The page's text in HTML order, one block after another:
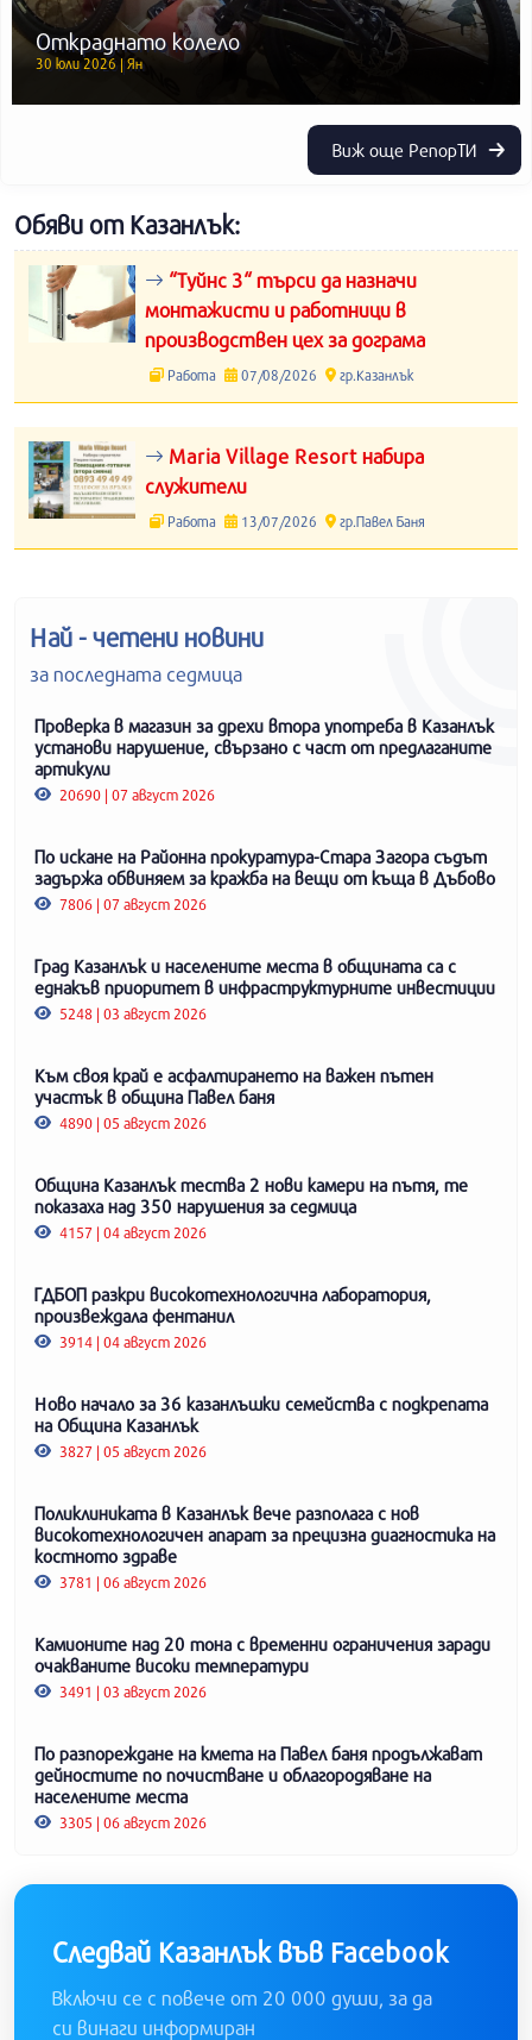
Откраднато колело
30 юли 2026 | Ян
Виж още РепорТИ
Обяви от Казанлък:
“Туйнс 3“ търси да назначи
монтажисти и работници в
производствен цех за дограма
Работа 07/08/2026 гр.Казанлък
Maria Village Resort набира
служители
Работа 13/07/2026 гр.Павел Баня
Най - четени новини
за последната седмица
Проверка в магазин за дрехи втора употреба в Казанлък
установи нарушение, свързано с част от предлаганите
артикули
20690 | 07 август 2026
По искане на Районна прокуратура-Стара Загора съдът
задържа обвиняем за кражба на вещи от къща в Дъбово
7806 | 07 август 2026
Град Казанлък и населените места в общината са с
еднакъв приоритет в инфраструктурните инвестиции
5248 | 03 август 2026
Към своя край е асфалтирането на важен пътен
участък в община Павел баня
4890 | 05 август 2026
Община Казанлък тества 2 нови камери на пътя, те
показаха над 350 нарушения за седмица
4157 | 04 август 2026
ГДБОП разкри високотехнологична лаборатория,
произвеждала фентанил
3914 | 04 август 2026
Ново начало за 36 казанлъшки семейства с подкрепата
на Община Казанлък
3827 | 05 август 2026
Поликлиниката в Казанлък вече разполага с нов
високотехнологичен апарат за прецизна диагностика на
костното здраве
3781 | 06 август 2026
Камионите над 20 тона с временни ограничения заради
очакваните високи температури
3491 | 03 август 2026
По разпореждане на кмета на Павел баня продължават
дейностите по почистване и облагородяване на
населените места
3305 | 06 август 2026
Следвай Казанлък във Facebook
Включи се с повече от 20 000 души, за да
си винаги информиран